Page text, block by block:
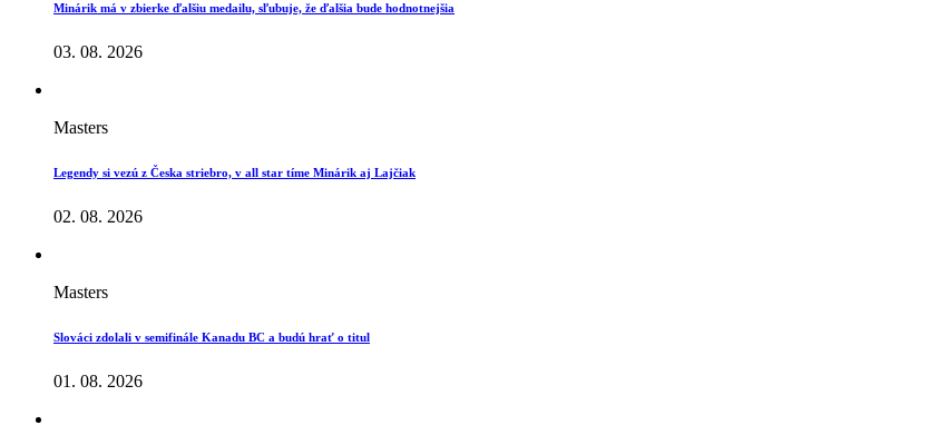
Minárik má v zbierke ďalšiu medailu, sľubuje, že ďalšia bude hodnotnejšia
03. 08. 2026
Masters
Legendy si vezú z Česka striebro, v all star tíme Minárik aj Lajčiak
02. 08. 2026
Masters
Slováci zdolali v semifinále Kanadu BC a budú hrať o titul
01. 08. 2026